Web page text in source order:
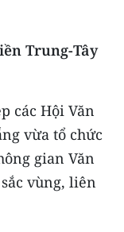
Trung-Tây
các Hội Văn
vừa tổ chức
gian Văn
vùng, liên